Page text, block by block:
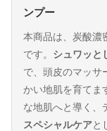
ンプー
本商品は、炭酸濃
です。 シュワッと
で、頭皮のマッサ
かい地肌を育てま
な地肌へと導く、
スペシャルケアと